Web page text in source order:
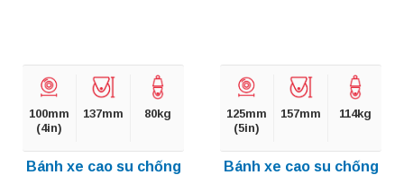
100mm
(4in)
137mm 80kg
Bánh xe cao su chống
125mm
(5in)
157mm 114kg
Bánh xe cao su chống